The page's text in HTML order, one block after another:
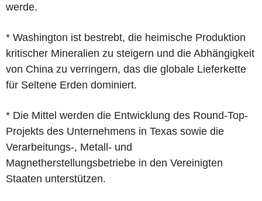
werde.
* Washington ist bestrebt, die heimische Produktion
kritischer Mineralien zu steigern und die Abhängigkeit
von China zu verringern, das die globale Lieferkette
für Seltene Erden dominiert.
* Die Mittel werden die Entwicklung des Round-Top-
Projekts des Unternehmens in Texas sowie die
Verarbeitungs-, Metall- und
Magnetherstellungsbetriebe in den Vereinigten
Staaten unterstützen.